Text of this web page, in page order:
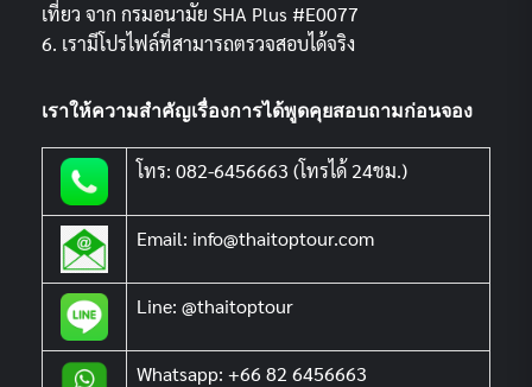
เที่ยว จาก กรมอนามัย SHA Plus #E0077
6. เรามีโปรไฟล์ที่สามารถตรวจสอบได้จริง
เราให้ความสำคัญเรื่องการได้พูดคุยสอบถามก่อนจอง
โทร: 082-6456663 (โทรได้ 24ชม.)
Email: info@thaitoptour.com
Line: @thaitoptour
Whatsapp: +66 82 6456663